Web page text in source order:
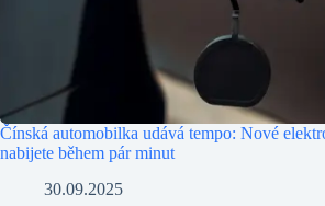
Čínská automobilka udává tempo: Nové
nabijete během pár minut
30.09.2025